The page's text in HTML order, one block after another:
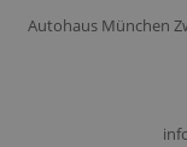
Autohaus München